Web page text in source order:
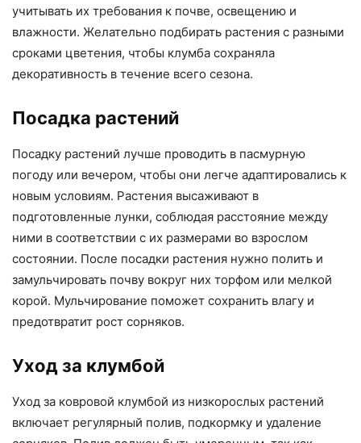
учитывать их требования к почве, освещению и
влажности. Желательно подбирать растения с разными
сроками цветения, чтобы клумба сохраняла
декоративность в течение всего сезона.
Посадка растений
Посадку растений лучше проводить в пасмурную
погоду или вечером, чтобы они легче адаптировались к
новым условиям. Растения высаживают в
подготовленные лунки, соблюдая расстояние между
ними в соответствии с их размерами во взрослом
состоянии. После посадки растения нужно полить и
замульчировать почву вокруг них торфом или мелкой
корой. Мульчирование поможет сохранить влагу и
предотвратит рост сорняков.
Уход за клумбой
Уход за ковровой клумбой из низкорослых растений
включает регулярный полив, подкормку и удаление